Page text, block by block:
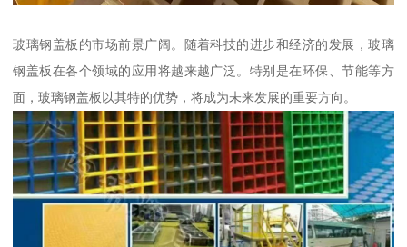
玻璃钢盖板的市场前景广阔。随着科技的进步和经济的发展，玻璃
钢盖板在各个领域的应用将越来越广泛。特别是在环保、节能等方
面，玻璃钢盖板以其特的优势，将成为未来发展的重要方向。